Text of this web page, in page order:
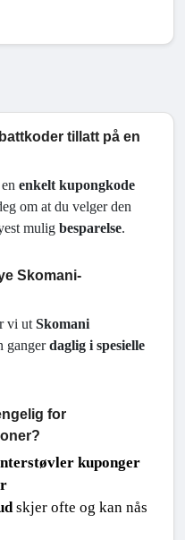
tillatt på en
en enkelt kupongkode
om at du velger den
mulig besparelse.
Skomani-
vi ut Skomani
ganger daglig i spesielle
for
kuponger
skjer ofte og kan nås